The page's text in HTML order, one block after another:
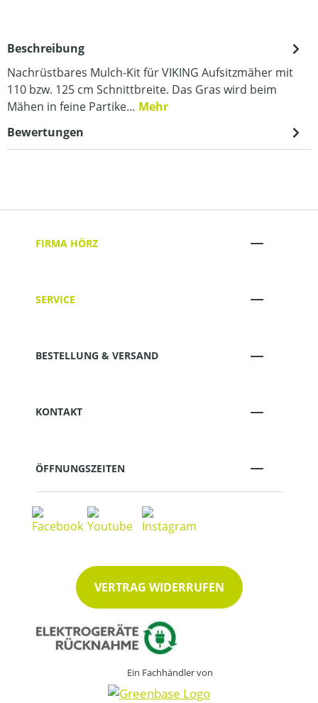
Beschreibung
Nachrüstbares Mulch-Kit für VIKING Aufsitzmäher mit
110 bzw. 125 cm Schnittbreite. Das Gras wird beim
Mähen in feine Partike… Mehr
Bewertungen
FIRMA HÖRZ
SERVICE
BESTELLUNG & VERSAND
KONTAKT
ÖFFNUNGSZEITEN
VERTRAG WIDERRUFEN
Ein Fachhändler von